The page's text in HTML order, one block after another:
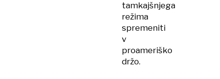
tamkajšnjega
režima
spremeniti
v
proameriško
držo.